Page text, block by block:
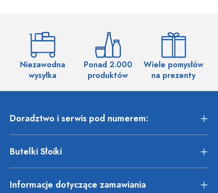
Niezawodna
wysyłka
Ponad 2.000
produktów
Wiele pomysłów
na prezenty
Doradztwo i serwis pod numerem:
Butelki Słoiki
Informacje dotyczące zamawiania